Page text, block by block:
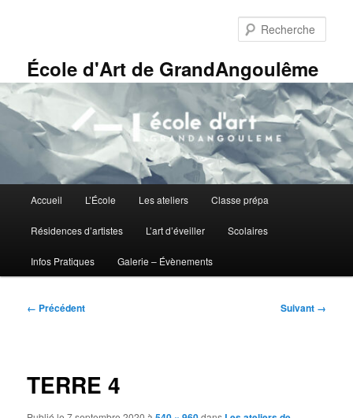
principalÉcole d'Art de GrandAngoulême
principal
Accueil L’École Les ateliers Classe prépa
Résidences d’artistes L’art d’éveiller Scolaires
Infos Pratiques Galerie – Évènements
Navigation
← Précédent Suivant →
TERRE 4